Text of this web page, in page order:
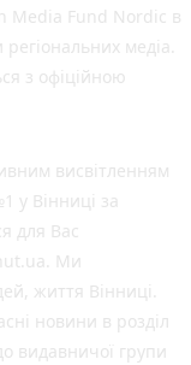
Media Fund Nordic в
медіа.
з офіційною
висвітленням
у Вінниці за
для Вас
Ми
життя Вінниці.
новини в розділ
видавничої групи